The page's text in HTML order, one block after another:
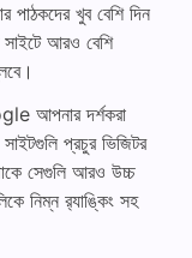
খুব বেশি দিন
আরও বেশি
আপনার দর্শকরা
প্রচুর ভিজিটর
সেগুলি আরও উচ্চ
নিম্ন র‌্যাঙ্কিং সহ